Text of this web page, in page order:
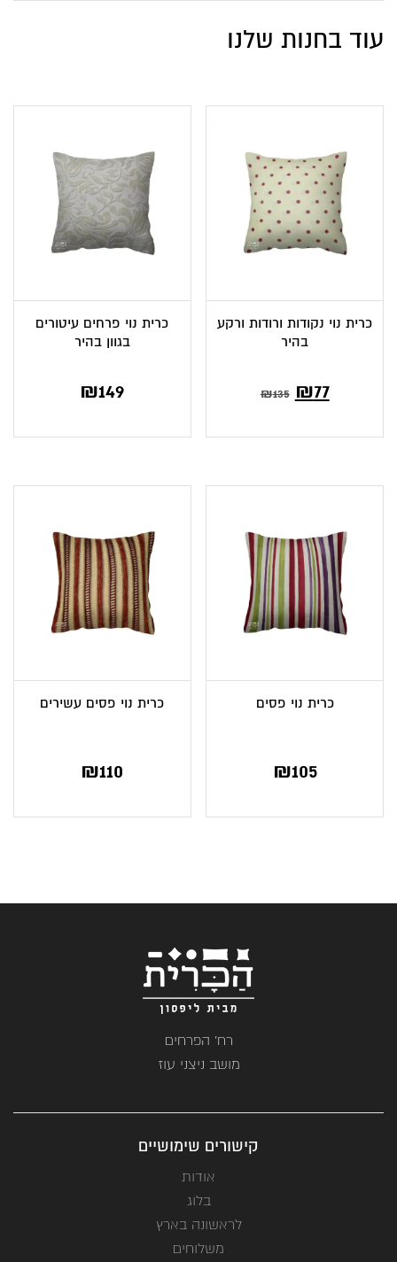
עוד בחנות שלנו
כרית נוי נקודות ורודות ורקע
בהיר
₪135 המחיר
₪135.
₪77המחיר
₪77.
כרית נוי פרחים עיטורים
בגוון בהיר
₪149
כרית נוי פסים
₪105
כרית נוי פסים עשירים
₪110
רח' הפרחים
מושב ניצני עוז
קישורים שימושיים
אודות
בלוג
לראשונה בארץ
משלוחים